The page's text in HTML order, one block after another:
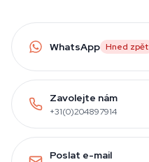
WhatsApp Hned zpět
Zavolejte nám
+31(0)204897914
Poslat e-mail